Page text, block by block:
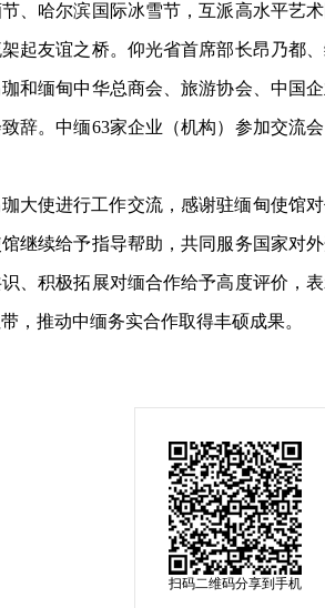
、哈尔滨国际冰雪节，互派高水平艺
起友谊之桥。仰光省首席部长昂乃都
和缅甸中华总商会、旅游协会、中国
辞。中缅63家企业（机构）参加交流
大使进行工作交流，感谢驻缅甸使馆
继续给予指导帮助，共同服务国家对
、积极拓展对缅合作给予高度评价，
，推动中缅务实合作取得丰硕成果。
扫码二维码分享到手机